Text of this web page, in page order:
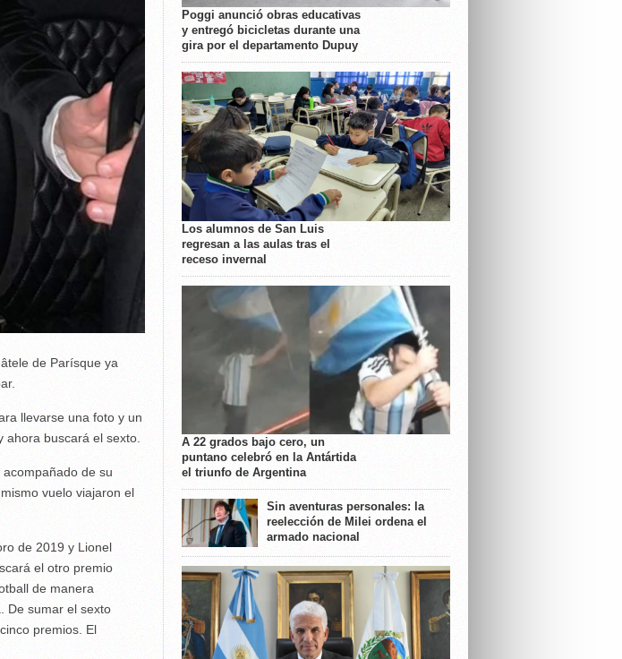
de Parísque ya
llevarse una foto y un
buscará el sexto.
de su
vuelo viajaron el
de 2019 y Lionel
el otro premio
de manera
De sumar el sexto
premios. El
Poggi anunció obras educativas
y entregó bicicletas durante una
gira por el departamento Dupuy
Los alumnos de San Luis
regresan a las aulas tras el
receso invernal
A 22 grados bajo cero, un
puntano celebró en la Antártida
el triunfo de Argentina
Sin aventuras personales: la
reelección de Milei ordena el
armado nacional